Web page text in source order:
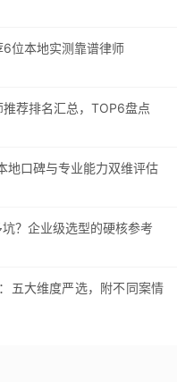
位本地实测靠谱律师
荐排名汇总，TOP6盘点
地口碑与专业能力双维评估
？企业级选型的硬核参考
五大维度严选，附不同案情